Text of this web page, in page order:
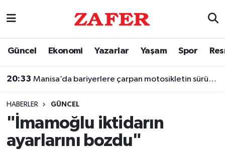
Güncel Ekonomi Yazarlar Yaşam Spor
20:33 Manisa’da bariyerlere çarpan motosikletin sürücüsü öldü
HABERLER GÜNCEL
"İmamoğlu iktidarın
ayarlarını bozdu"
Nöbetçi Eczaneler
Trafik Durumu
Süper Lig Puan Durumu ve Fikstür